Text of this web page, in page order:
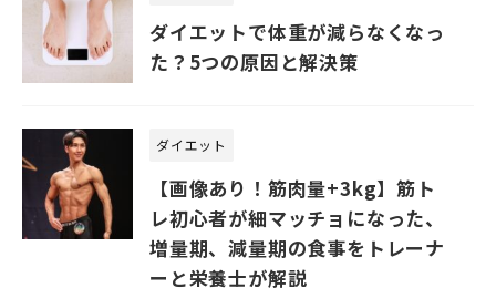
ダイエットで体重が減らなくなっ
た？5つの原因と解決策
ダイエット
【画像あり！筋肉量+3kg】筋ト
レ初心者が細マッチョになった、
増量期、減量期の食事をトレーナ
ーと栄養士が解説